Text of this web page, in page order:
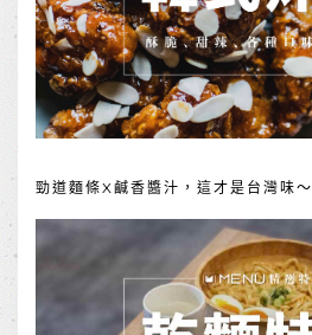
勁道麵條X鹹香醬汁，這才是台灣味～